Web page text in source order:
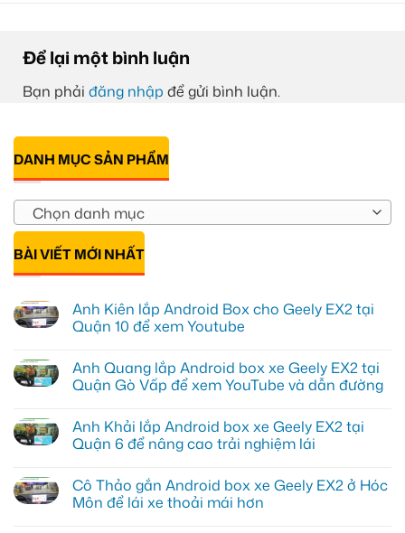
Để lại một bình luận
Bạn phải đăng nhập để gửi bình luận.
DANH MỤC SẢN PHẨM
Chọn danh mục
BÀI VIẾT MỚI NHẤT
Anh Kiên lắp Android Box cho Geely EX2 tại
Quận 10 để xem Youtube
bình
luận
ở
lắp
Android
Box
EX2
tại
Quận
Anh Quang lắp Android box xe Geely EX2 tại
Quận Gò Vấp để xem YouTube và dẫn đường
bình
luận
ở
lắp
Android
box
Anh Khải lắp Android box xe Geely EX2 tại
Quận 6 để nâng cao trải nghiệm lái
bình
luận
ở
Cô Thảo gắn Android box xe Geely EX2 ở Hóc
Môn để lái xe thoải mái hơn